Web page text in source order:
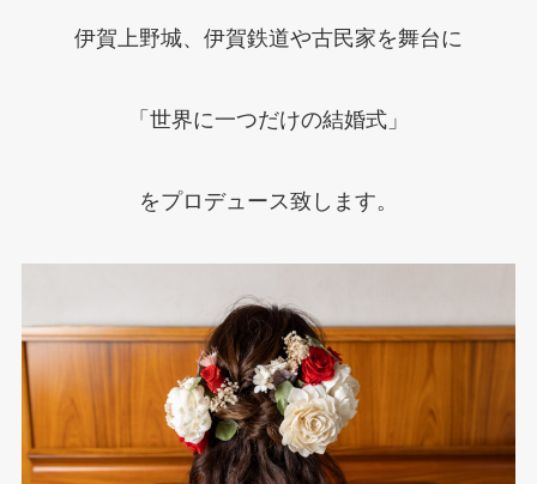
伊賀上野城、伊賀鉄道や古民家を舞台に
「世界に一つだけの結婚式」
をプロデュース致します。